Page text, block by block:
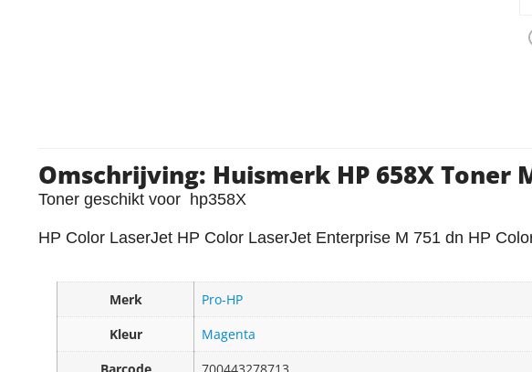
Omschrijving: Huismerk HP 658X Toner
Toner geschikt voor hp358X
HP Color LaserJet HP Color LaserJet Enterprise M 751 dn HP
Merk
Pro-HP
Kleur
Magenta